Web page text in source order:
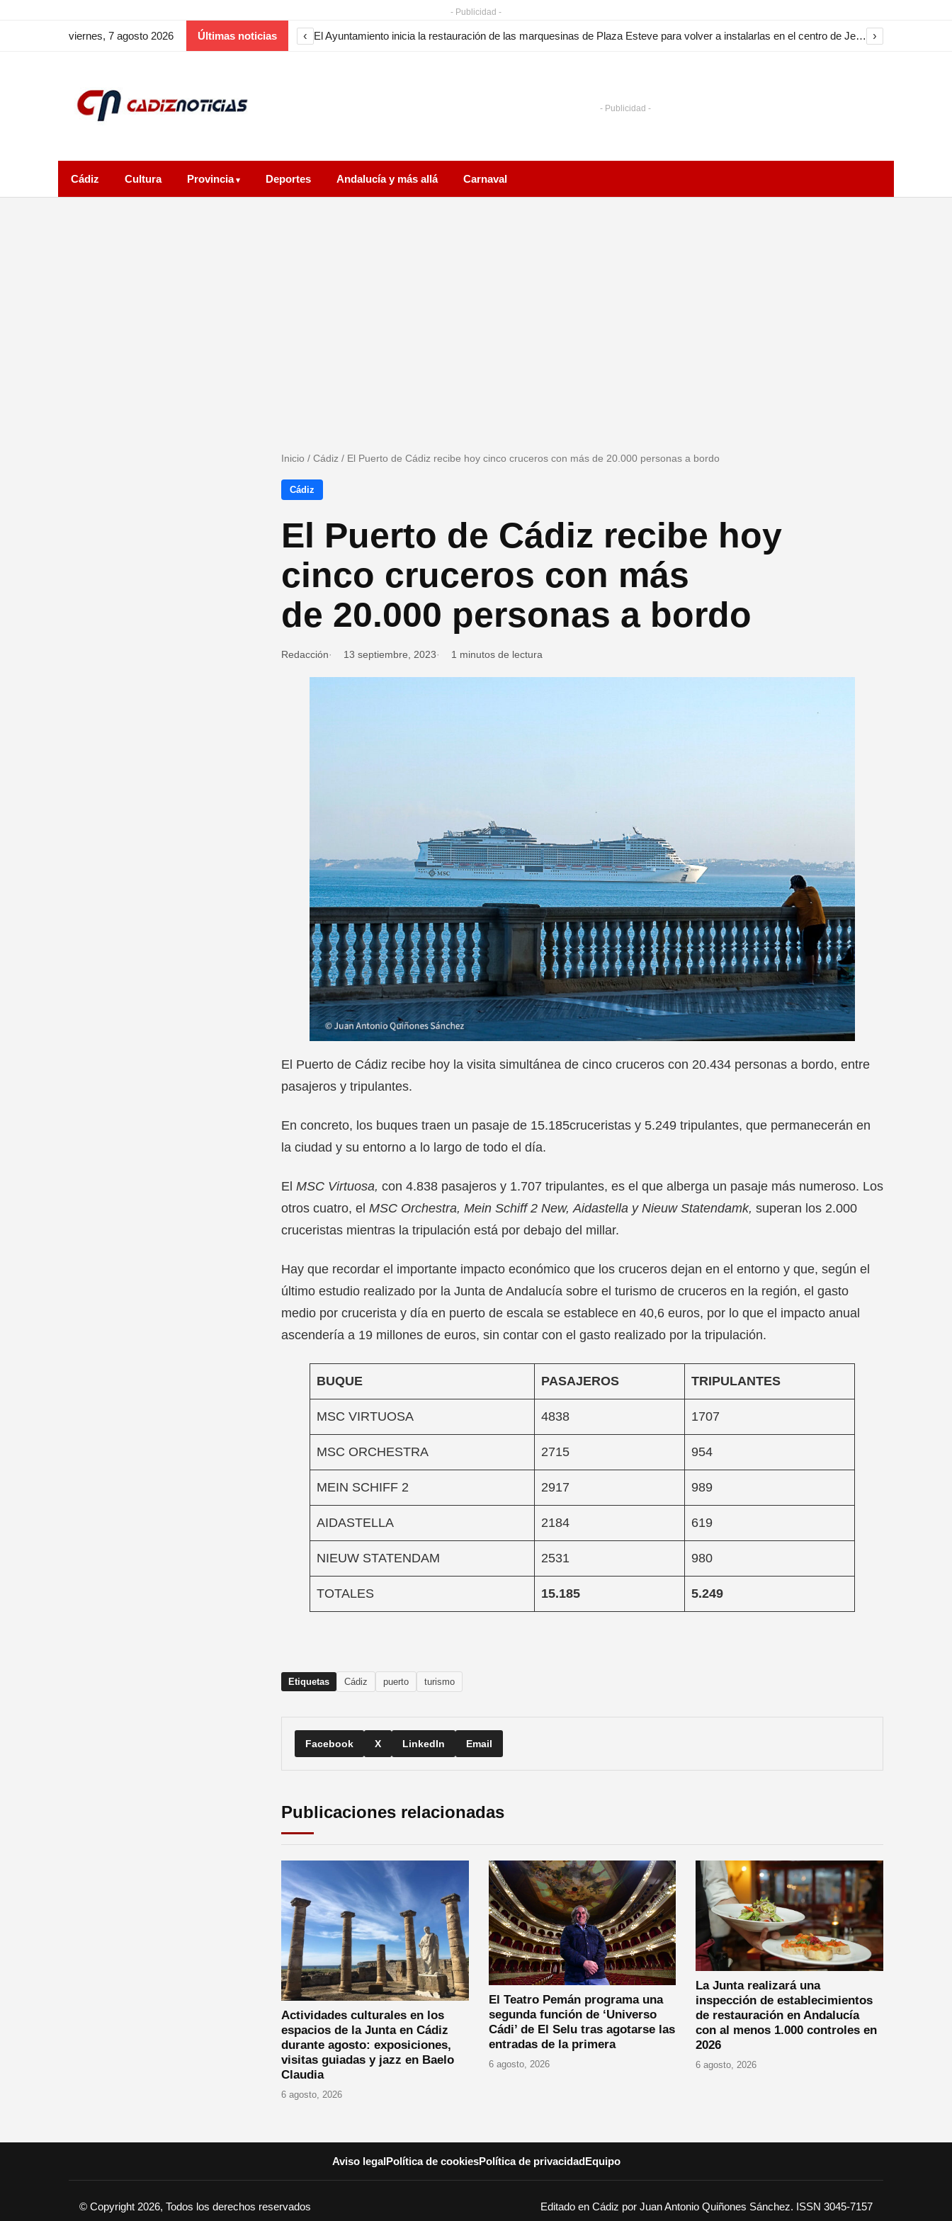
- Publicidad -
viernes, 7 agosto 2026 Últimas noticias ‹ El Ayuntamiento inicia la restauración de las marquesinas de Plaza Esteve para volver a instalarlas en el centro de Jerez ›
- Publicidad -
Cádiz Cultura Provincia Deportes Andalucía y más allá Carnaval
Inicio / Cádiz / El Puerto de Cádiz recibe hoy cinco cruceros con más de 20.000 personas a bordo
Cádiz
El Puerto de Cádiz recibe hoy
cinco cruceros con más
de 20.000 personas a bordo
Redacción 13 septiembre, 2023 1 minutos de lectura
El Puerto de Cádiz recibe hoy la visita simultánea de cinco cruceros con 20.434 personas a bordo, entre
pasajeros y tripulantes.
En concreto, los buques traen un pasaje de 15.185cruceristas y 5.249 tripulantes, que permanecerán en
la ciudad y su entorno a lo largo de todo el día.
El MSC Virtuosa, con 4.838 pasajeros y 1.707 tripulantes, es el que alberga un pasaje más numeroso. Los
otros cuatro, el MSC Orchestra, Mein Schiff2 New, Aidastella y Nieuw Statendamk, superan los 2.000
cruceristas mientras la tripulación está por debajo del millar.
Hay que recordar el importante impacto económico que los cruceros dejan en el entorno y que, según el
último estudio realizado por la Junta de Andalucía sobre el turismo de cruceros en la región, el gasto
medio por crucerista y día en puerto de escala se establece en 40,6 euros, por lo que el impacto anual
ascendería a 19 millones de euros, sin contar con el gasto realizado por la tripulación.
BUQUE PASAJEROS TRIPULANTES
MSC VIRTUOSA 4838 1707
MSC ORCHESTRA 2715 954
MEIN SCHIFF 2 2917 989
AIDASTELLA 2184 619
NIEUW STATENDAM 2531 980
TOTALES 15.185 5.249
Etiquetas Cádiz puerto turismo
Facebook X LinkedIn Email
Publicaciones relacionadas
Actividades culturales en los
espacios de la Junta en Cádiz
durante agosto: exposiciones,
visitas guiadas y jazz en Baelo
Claudia
6 agosto, 2026
El Teatro Pemán programa una
segunda función de ‘Universo
Cádi’ de El Selu tras agotarse las
entradas de la primera
6 agosto, 2026
La Junta realizará una
inspección de establecimientos
de restauración en Andalucía
con al menos 1.000 controles en
2026
6 agosto, 2026
Aviso legalPolítica de cookiesPolítica de privacidadEquipo
© Copyright 2026, Todos los derechos reservados Editado en Cádiz por Juan Antonio Quiñones Sánchez. ISSN 3045-7157